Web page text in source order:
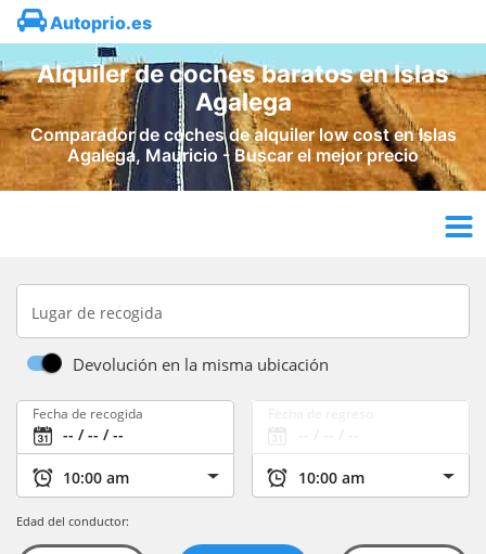
Autoprio.es
Alquiler de coches baratos en Islas
Agalega
Comparador de coches de alquiler low cost en Islas
Agalega, Mauricio - Buscar el mejor precio